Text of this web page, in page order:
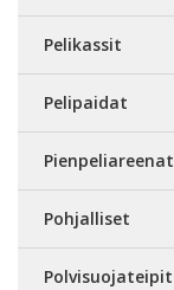
Pelikassit
Pelipaidat
Pienpeliareenat
Pohjalliset
Polvisuojateipit